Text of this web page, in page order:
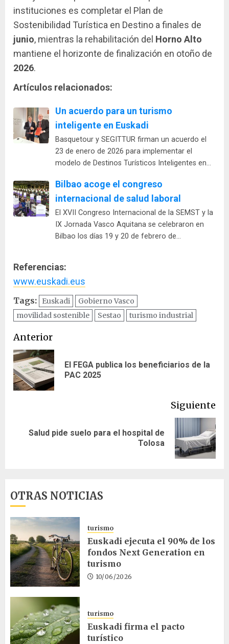
instituciones es completar el Plan de
Sostenibilidad Turística en Destino a finales de
junio, mientras la rehabilitación del Horno Alto
mantiene el horizonte de finalización en otoño de
2026.
Artículos relacionados:
Un acuerdo para un turismo
inteligente en Euskadi
Basquetour y SEGITTUR firman un acuerdo el
23 de enero de 2026 para implementar el
modelo de Destinos Turísticos Inteligentes en…
Bilbao acoge el congreso
internacional de salud laboral
El XVII Congreso Internacional de la SEMST y la
IX Jornada Vasco Aquitana se celebraron en
Bilbao los días 19 y 20 de febrero de…
Referencias:
www.euskadi.eus
Tags: Euskadi
Gobierno Vasco
movilidad sostenible
Sestao turismo industrial
Navegación
de
entradas
Anterior
El FEGA publica los beneficiarios de la
PAC 2025
Siguiente
Siguiente
Salud pide suelo para el hospital de
Tolosa
OTRAS NOTICIAS
turismo
Euskadi ejecuta el 90% de los
fondos Next Generation en
turismo
10/06/2026
turismo
Euskadi firma el pacto
turístico